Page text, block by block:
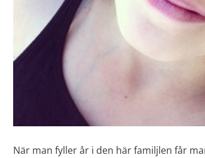
När man fyller år i den här familjlen får